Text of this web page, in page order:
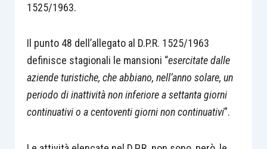
1525/1963.
Il punto 48 dell’allegato al D.P.R. 1525/1963
definisce stagionali le mansioni “esercitate dalle
aziende turistiche, che abbiano, nell’anno solare, un
periodo di inattività non inferiore a settanta giorni
continuativi o a centoventi giorni non continuativi”.